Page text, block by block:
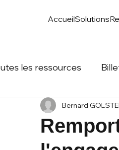
AccueilSolutions
les ressources
Bernard